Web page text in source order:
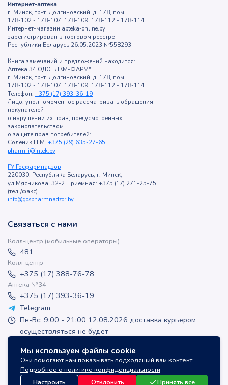
Мы используем файлы cookie
Они помогают нам показывать подходящий вам контент.
Подробнее о политике конфиденциальности
Настроить
Отклонить Принять все
Интернет-аптека
г. Минск, тр-т. Долгиновский, д. 178, пом.
178-102 - 178-107, 178-109, 178-112 - 178-114
Интернет-магазин apteka-online.by
зарегистрирован в торговом реестре
Республики Беларусь 26.05.2023 №558293
Книга замечаний и предложений находится:
Аптека 34 ОДО "ДКМ-ФАРМ"
г. Минск, тр-т. Долгиновский, д. 178, пом.
178-102 - 178-107, 178-109, 178-112 - 178-114
Телефон: +375 (17) 393-36-19
Лицо, уполномоченное рассматривать обращения
покупателей
о нарушении их прав, предусмотренных
законодательством
о защите прав потребителей:
Соленик Н.М. +375 (29) 635-27-65
pharm-i@inlek.by
ГУ Госфармнадзор
220030, Республика Беларусь, г. Минск,
ул.Мясникова, 32-2 Приемная: +375 (17) 271-25-75
(тел./факс)
info@gospharmnadzor.by
Связаться с нами
Колл-центр (мобильные операторы)
481
Колл-центр
+375 (17) 388-76-78
Аптека №34
+375 (17) 393-36-19
Telegram
Пн-Вс: 9:00 - 21:00 12.08.2026 доставка курьером
осуществляться не будет
inlek_apteka
inlek_apteka